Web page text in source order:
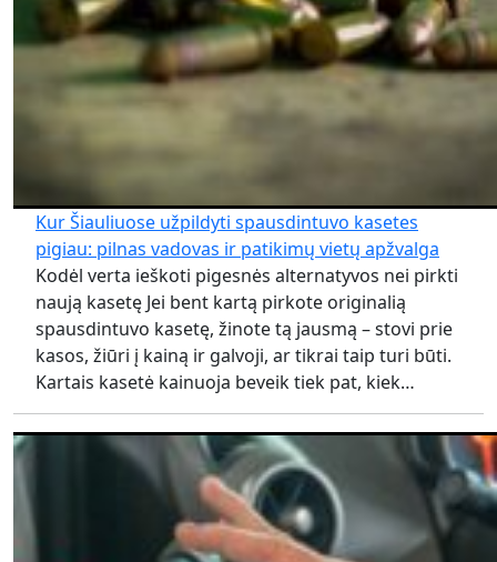
Kur Šiauliuose užpildyti spausdintuvo kasetes
pigiau: pilnas vadovas ir patikimų vietų apžvalga
Kodėl verta ieškoti pigesnės alternatyvos nei pirkti
naują kasetę Jei bent kartą pirkote originalią
spausdintuvo kasetę, žinote tą jausmą – stovi prie
kasos, žiūri į kainą ir galvoji, ar tikrai taip turi būti.
Kartais kasetė kainuoja beveik tiek pat, kiek…